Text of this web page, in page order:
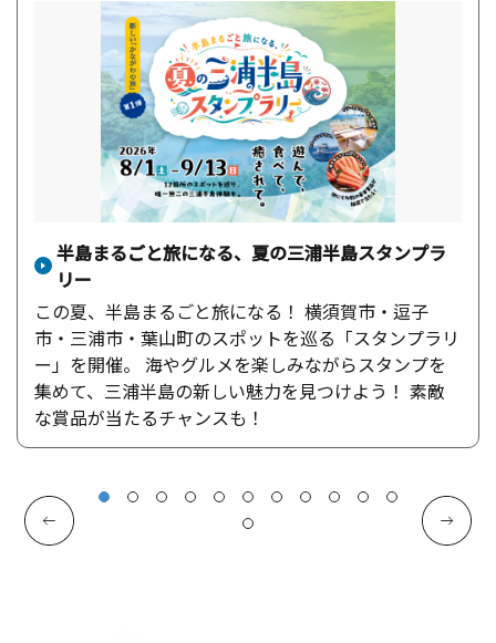
半島まるごと旅になる、夏の三浦半島スタンプラ
リー
この夏、半島まるごと旅になる！ 横須賀市・逗子
市・三浦市・葉山町のスポットを巡る「スタンプラリ
ー」を開催。 海やグルメを楽しみながらスタンプを
集めて、三浦半島の新しい魅力を見つけよう！ 素敵
な賞品が当たるチャンスも！